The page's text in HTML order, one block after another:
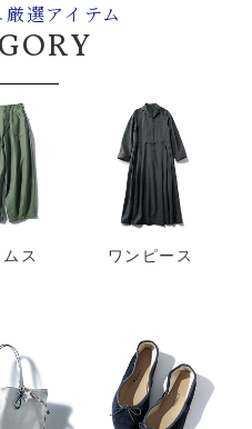
選アイテム
ス ワンピース